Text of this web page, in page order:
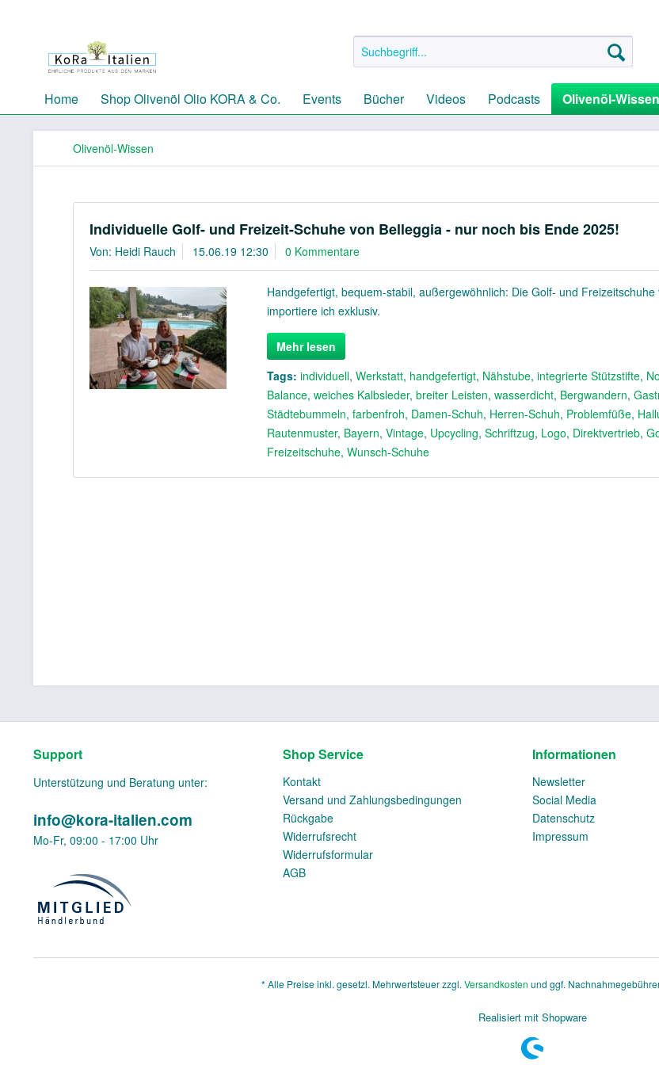
Home Shop Olivenöl Olio KORA & Co. Events Bücher Videos Podcasts Olivenöl-Wissen
Olivenöl-Wissen
Individuelle Golf- und Freizeit-Schuhe von Belleggia - nur noch bis Ende 2025!
Von: Heidi Rauch 15.06.19 12:30 0 Kommentare
Handgefertigt, bequem-stabil, außergewöhnlich: Die Golf- und
importiere ich exklusiv.
Mehr lesen
Tags: individuell,Werkstatt, handgefertigt, Nähstube,integrierte Stützstifte,
Balance,weiches Kalbsleder,breiter Leisten,wasserdicht, Bergwandern,
Städtebummeln,farbenfroh, Damen-Schuh, Herren-Schuh, Problemfüße,
Rautenmuster, Bayern,Vintage, Upcycling,Schriftzug, Logo, Direktvertrieb,
Freizeitschuhe,Wunsch-Schuhe
Support
Unterstützung und Beratung unter:
info@kora-italien.com
Mo-Fr, 09:00 - 17:00 Uhr
Shop Service
Kontakt
Versand und Zahlungsbedingungen
Rückgabe
Widerrufsrecht
Widerrufsformular
AGB
Informationen
Newsletter
Social Media
Datenschutz
Impressum
* Alle Preise inkl. gesetzl. Mehrwertsteuer zzgl. Versandkosten und ggf.
Realisiert mit Shopware